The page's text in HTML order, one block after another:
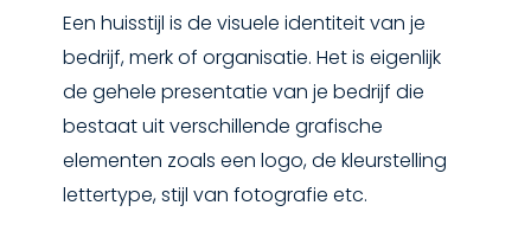
Een huisstijl is de visuele identiteit van je
bedrijf, merk of organisatie. Het is eigenlijk
de gehele presentatie van je bedrijf die
bestaat uit verschillende grafische
elementen zoals een logo, de kleurstelling
lettertype, stijl van fotografie etc.